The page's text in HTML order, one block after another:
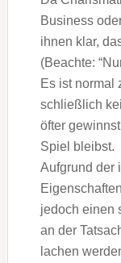
Business
ihnen klar,
(Beachte:
Es ist normal
schließlich
öfter
Spiel bleibst.
Aufgrund der
jedoch einen
an der
lachen